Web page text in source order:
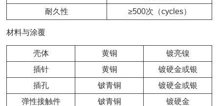
耐久性
≥500次（cycles）
材料与涂覆
壳体 黄铜
镀亮镍
插针
黄铜
镀硬金或银
插孔
铍青铜
镀硬金或银
弹性接触件
铍青铜
镀硬金